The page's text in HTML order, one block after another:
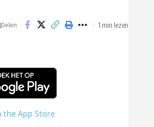
Delen 1 min lezen